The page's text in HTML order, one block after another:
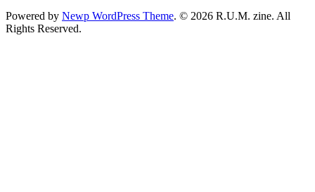
Powered by Newp WordPress Theme. © 2026 R.U.M. zine. All
Rights Reserved.